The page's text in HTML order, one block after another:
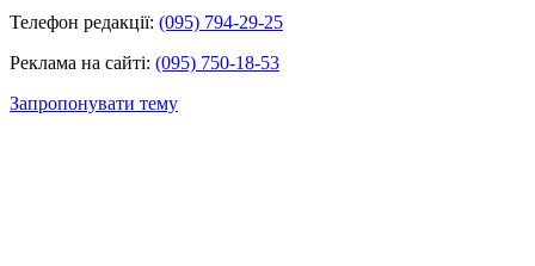
Телефон редакції: (095) 794-29-25
Реклама на сайті: (095) 750-18-53
Запропонувати тему